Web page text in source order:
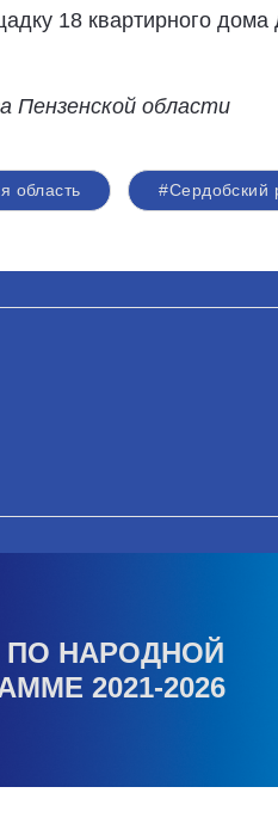
18 квартирного дома
Пензенской области
область #Сердобский
ПО НАРОДНОЙ
2021-2026